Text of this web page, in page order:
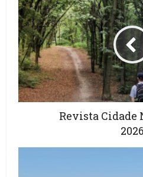
Revista Cidade
2026